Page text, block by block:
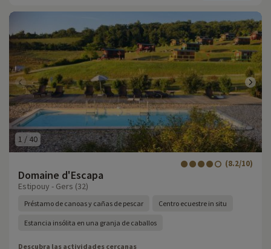
1 / 40
Domaine d'Escapa
(8.2/10)
Estipouy - Gers (32)
Préstamo de canoas y cañas de pescar Centro ecuestre in situ
Estancia insólita en una granja de caballos
Descubra las actividades cercanas